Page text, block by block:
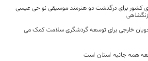
کشور برای درگذشت دو هنرمند موسیقی نواحی عیسی
خارجی برای توسعه گردشگری سلامت کمک می
همه جانبه استان است